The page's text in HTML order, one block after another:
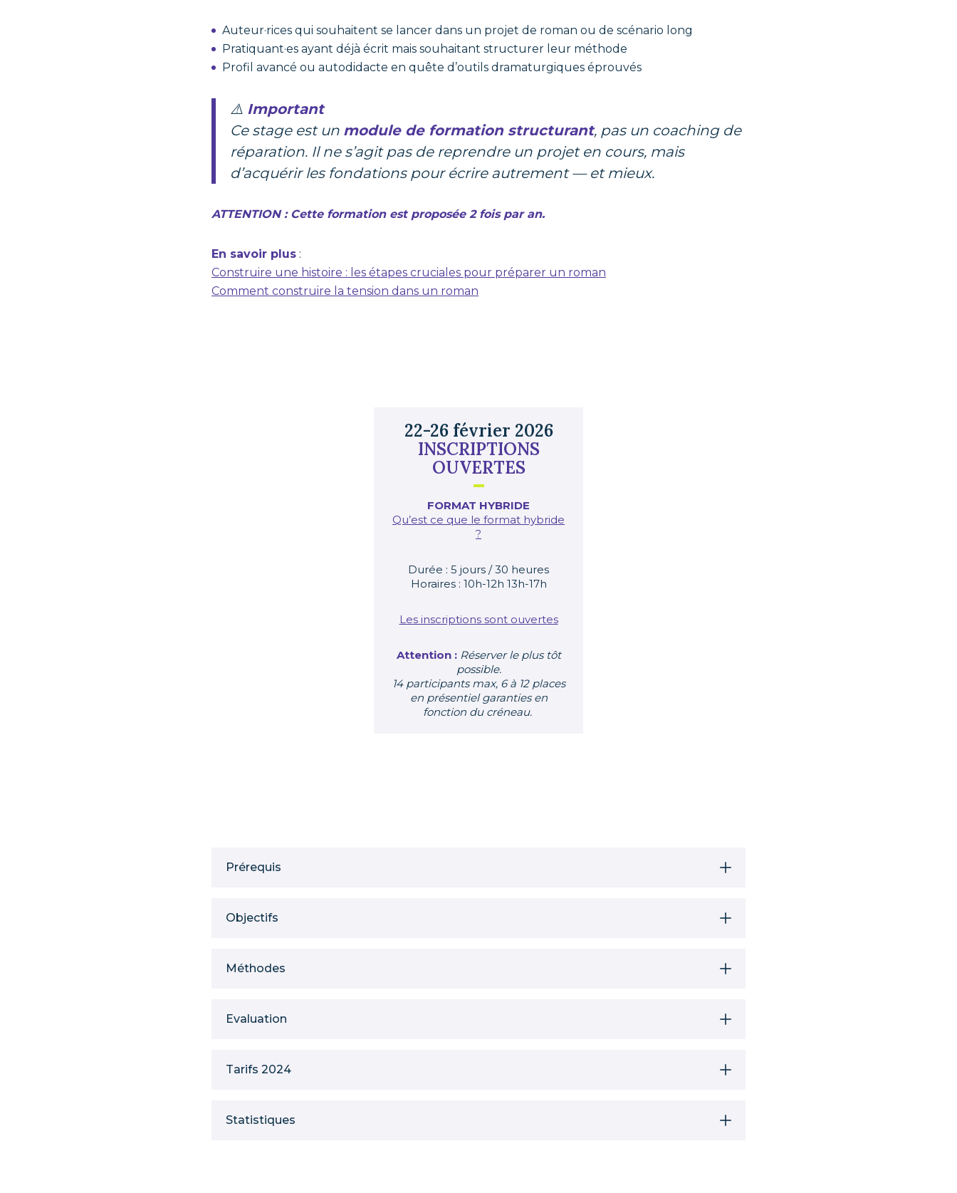
Auteur·rices qui souhaitent se lancer dans un projet de roman ou de scénario long
Pratiquant·es ayant déjà écrit mais souhaitant structurer leur méthode
Profil avancé ou autodidacte en quête d’outils dramaturgiques éprouvés
Important
Ce stage est un module de formation structurant, pas un coaching de
réparation. Il ne s’agit pas de reprendre un projet en cours, mais
d’acquérir les fondations pour écrire autrement — et mieux.
ATTENTION : Cette formation est proposée 2 fois par an.
En savoir plus :
Construire une histoire : les étapes cruciales pour préparer un roman
Comment construire la tension dans un roman
22-26 février 2026
INSCRIPTIONS
OUVERTES
FORMAT HYBRIDE
Qu’est ce que le format hybride
?
Durée : 5 jours / 30 heures
Horaires : 10h-12h 13h-17h
Les inscriptions sont ouvertes
Attention : Réserver le plus tôt
possible.
14 participants max, 6 à 12 places
en présentiel garanties en
fonction du créneau.
Prérequis
Objectifs
Méthodes
Evaluation
Tarifs 2024
Statistiques